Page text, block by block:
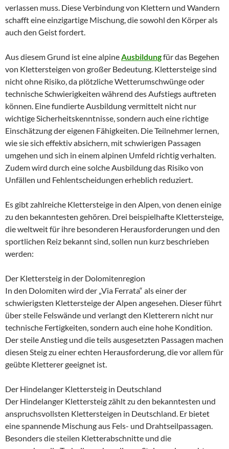
verlassen muss. Diese Verbindung von Klettern und Wandern
schafft eine einzigartige Mischung, die sowohl den Körper als
auch den Geist fordert.
Aus diesem Grund ist eine alpineAusbildungfür das Begehen
von Klettersteigen von großer Bedeutung. Klettersteige sind
nicht ohne Risiko, da plötzliche Wetterumschwünge oder
technische Schwierigkeiten während des Aufstiegs auftreten
können. Eine fundierte Ausbildung vermittelt nicht nur
wichtige Sicherheitskenntnisse, sondern auch eine richtige
Einschätzung der eigenen Fähigkeiten. Die Teilnehmer lernen,
wie sie sich effektiv absichern, mit schwierigen Passagen
umgehen und sich in einem alpinen Umfeld richtig verhalten.
Zudem wird durch eine solche Ausbildung das Risiko von
Unfällen und Fehlentscheidungen erheblich reduziert.
Es gibt zahlreiche Klettersteige in den Alpen, von denen einige
zu den bekanntesten gehören. Drei beispielhafte Klettersteige,
die weltweit für ihre besonderen Herausforderungen und den
sportlichen Reiz bekannt sind, sollen nun kurz beschrieben
werden:
Der Klettersteig in der Dolomitenregion
In den Dolomiten wird der „Via Ferrata“ als einer der
schwierigsten Klettersteige der Alpen angesehen. Dieser führt
über steile Felswände und verlangt den Kletterern nicht nur
technische Fertigkeiten, sondern auch eine hohe Kondition.
Der steile Anstieg und die teils ausgesetzten Passagen machen
diesen Steig zu einer echten Herausforderung, die vor allem für
geübte Kletterer geeignet ist.
Der Hindelanger Klettersteig in Deutschland
Der Hindelanger Klettersteig zählt zu den bekanntesten und
anspruchsvollsten Klettersteigen in Deutschland. Er bietet
eine spannende Mischung aus Fels- und Drahtseilpassagen.
Besonders die steilen Kletterabschnitte und die